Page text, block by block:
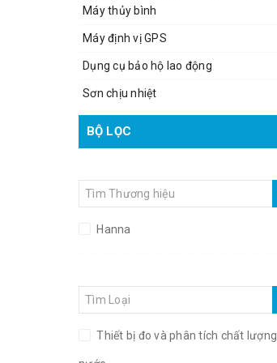
Máy thủy bình
Máy định vị GPS
Dụng cụ bảo hộ lao động
Sơn chịu nhiệt
BỘ LỌC
Hanna
Thiết bị đo và phân tích chất lượng